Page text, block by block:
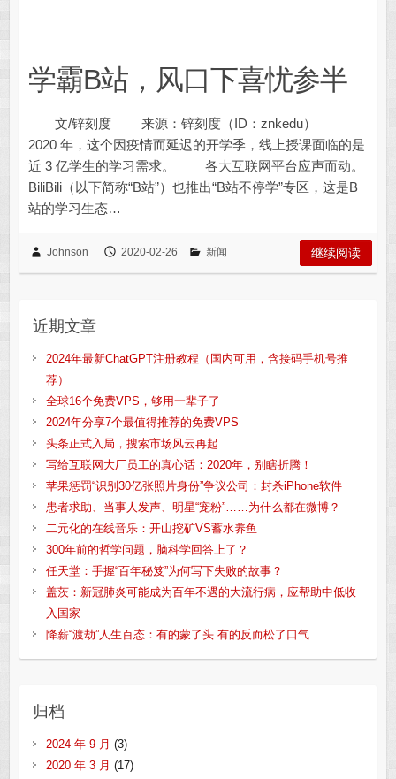
学霸B站，风口下喜忧参半
文/锌刻度 来源：锌刻度（ID：znkedu）
2020 年，这个因疫情而延迟的开学季，线上授课面临的是
近 3 亿学生的学习需求。 各大互联网平台应声而动。
BiliBili（以下简称“B站”）也推出“B站不停学”专区，这是B
站的学习生态…
Johnson 2020-02-26 新闻 继续阅读
近期文章
2024年最新ChatGPT注册教程（国内可用，含接码手机号推
荐）
全球16个免费VPS，够用一辈子了
2024年分享7个最值得推荐的免费VPS
头条正式入局，搜索市场风云再起
写给互联网大厂员工的真心话：2020年，别瞎折腾！
苹果惩罚“识别30亿张照片身份”争议公司：封杀iPhone软件
患者求助、当事人发声、明星“宠粉”……为什么都在微博？
二元化的在线音乐：开山挖矿VS蓄水养鱼
300年前的哲学问题，脑科学回答上了？
任天堂：手握“百年秘笈”为何写下失败的故事？
盖茨：新冠肺炎可能成为百年不遇的大流行病，应帮助中低收
入国家
降薪“渡劫”人生百态：有的蒙了头 有的反而松了口气
归档
2024 年 9 月 (3)
2020 年 3 月 (17)